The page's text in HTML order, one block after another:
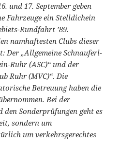
und 17. September geben
Fahrzeuge ein Stelldichein
Rundfahrt ’89.
namhaftesten Clubs dieser
Der „Allgemeine Schnauferl-
Ruhr (ASC)“ und der
Ruhr (MVC)“. Die
Betreuung haben die
Bei der
Sonderprüfungen geht es
sondern um
um verkehrsgerechtes